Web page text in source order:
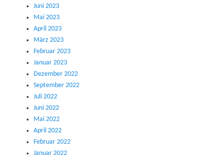
Juni 2023
Mai 2023
April 2023
März 2023
Februar 2023
Januar 2023
Dezember 2022
September 2022
Juli 2022
Juni 2022
Mai 2022
April 2022
Februar 2022
Januar 2022